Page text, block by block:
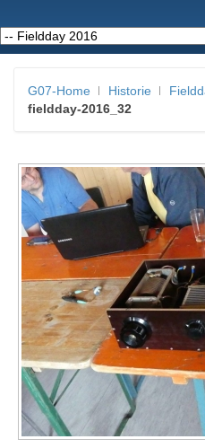
G07-Home Historie
fieldday-2016_32